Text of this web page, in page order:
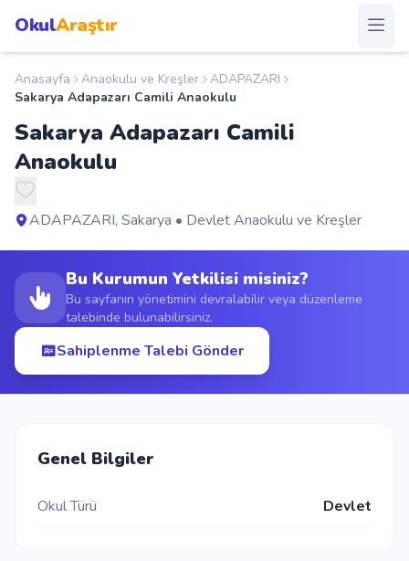
OkulAraştır
Anasayfa
Okullar
Şehirler
Duyurular
S.S.S.
Blog
Anasayfa Anaokulu ve Kreşler
ADAPAZARI
Sakarya Adapazarı Camili Anaokulu
Sakarya Adapazarı Camili
Anaokulu
ADAPAZARI, Sakarya • Devlet Anaokulu ve Kreşler
Bu Kurumun Yetkilisi misiniz?
Bu sayfanın yönetimini devralabilir veya düzenleme
talebinde bulunabilirsiniz.
Sahiplenme Talebi Gönder
Genel Bilgiler
Okul Türü Devlet